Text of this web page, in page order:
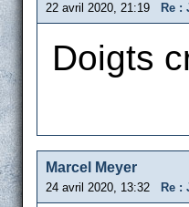
22 avril 2020, 21:19 Re :
Doigts
Marcel Meyer
24 avril 2020, 13:32 Re :